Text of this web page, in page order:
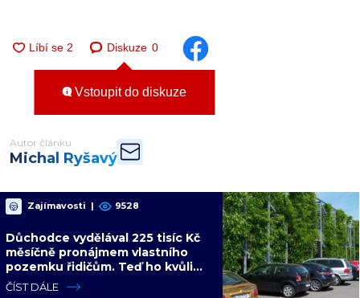
Diskuze 0
Vstoupit do diskuze
Autor článku
Michal Ryšavý
Zajímavosti | 9528
Důchodce vydělával 225 tisíc Kč
měsíčně pronájmem vlastního
pozemku řidičům. Teď ho kvůli
tomu čeká soud
ČÍST DÁLE